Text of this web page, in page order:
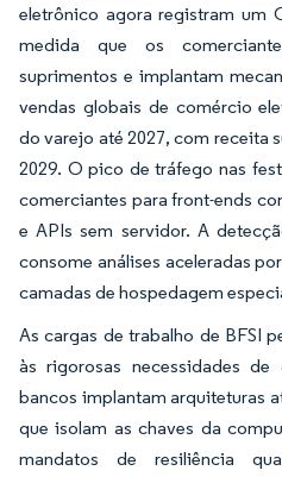
eletrônico agora registram um
medida que os
suprimentos e implantam
vendas globais de comércio
do varejo até 2027, com receita
2029. O pico de tráfego nas
comerciantes para front-ends
e APIs sem servidor. A
consome análises aceleradas
camadas de hospedagem
As cargas de trabalho de BFSI
às rigorosas necessidades
bancos implantam arquiteturas
que isolam as chaves da
mandatos de resiliência